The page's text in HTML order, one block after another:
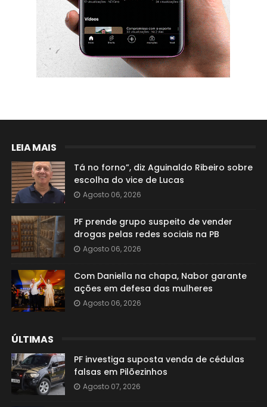
LEIA MAIS
Tá no forno”, diz Aguinaldo Ribeiro sobre
escolha do vice de Lucas
Agosto 06, 2026
PF prende grupo suspeito de vender
drogas pelas redes sociais na PB
Agosto 06, 2026
Com Daniella na chapa, Nabor garante
ações em defesa das mulheres
Agosto 06, 2026
ÚLTIMAS
PF investiga suposta venda de cédulas
falsas em Pilõezinhos
Agosto 07, 2026